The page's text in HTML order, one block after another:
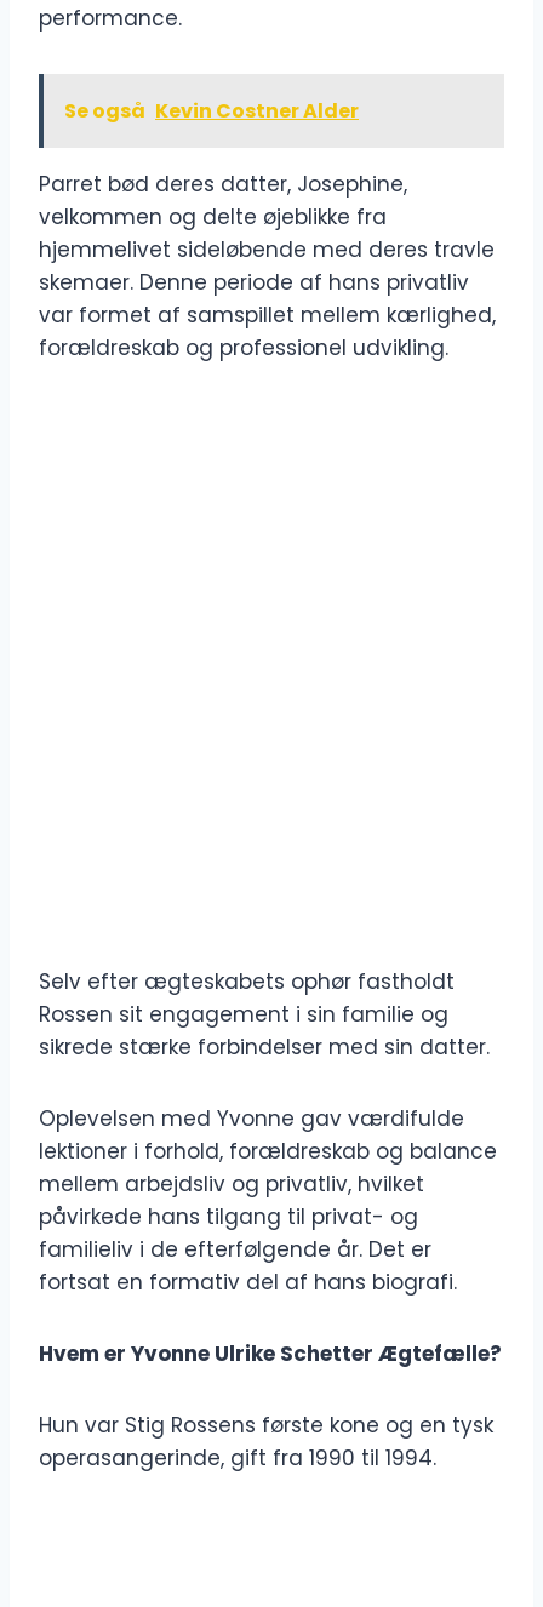
performance.
Se også Kevin Costner Alder
Parret bød deres datter, Josephine,
velkommen og delte øjeblikke fra
hjemmelivet sideløbende med deres travle
skemaer. Denne periode af hans privatliv
var formet af samspillet mellem kærlighed,
forældreskab og professionel udvikling.
Selv efter ægteskabets ophør fastholdt
Rossen sit engagement i sin familie og
sikrede stærke forbindelser med sin datter.
Oplevelsen med Yvonne gav værdifulde
lektioner i forhold, forældreskab og balance
mellem arbejdsliv og privatliv, hvilket
påvirkede hans tilgang til privat- og
familieliv i de efterfølgende år. Det er
fortsat en formativ del af hans biografi.
Hvem er Yvonne Ulrike Schetter Ægtefælle?
Hun var Stig Rossens første kone og en tysk
operasangerinde, gift fra 1990 til 1994.